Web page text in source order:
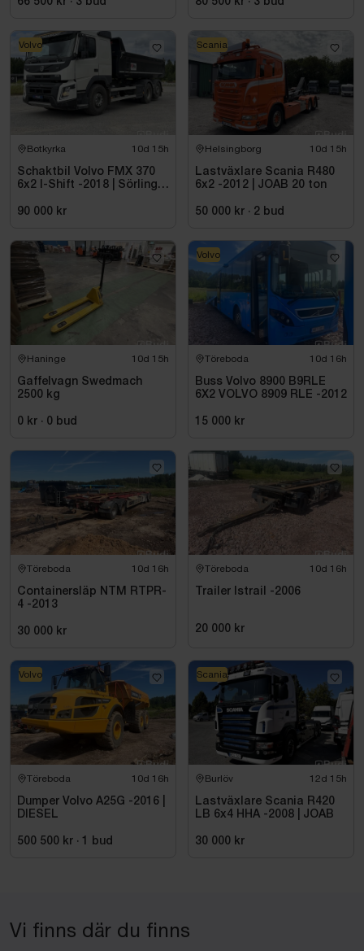
Botkyrka 10d 15h
Schaktbil Volvo FMX 370
6x2 I-Shift -2018 | Sörling
90 000 kr
Volvo
Helsingborg 10d 15h
Lastväxlare Scania R480
6x2 -2012 | JOAB 20 ton
50 000 kr · 2 bud
Scania
Haninge 10d 15h
Gaffelvagn Swedmach
2500 kg
0 kr · 0 bud
Töreboda 10d 16h
Buss Volvo 8900 B9RLE
6X2 VOLVO 8909 RLE -2012
15 000 kr
Volvo
Töreboda 10d 16h
Containersläp NTM RTPR-
4 -2013
30 000 kr
Töreboda 10d 16h
Trailer Istrail -2006
20 000 kr
Töreboda 10d 16h
Dumper Volvo A25G -2016 |
DIESEL
500 500 kr · 1 bud
Volvo
Burlöv 12d 15h
Lastväxlare Scania R420
LB 6x4 HHA -2008 | JOAB
30 000 kr
Scania
Vi finns där du finns